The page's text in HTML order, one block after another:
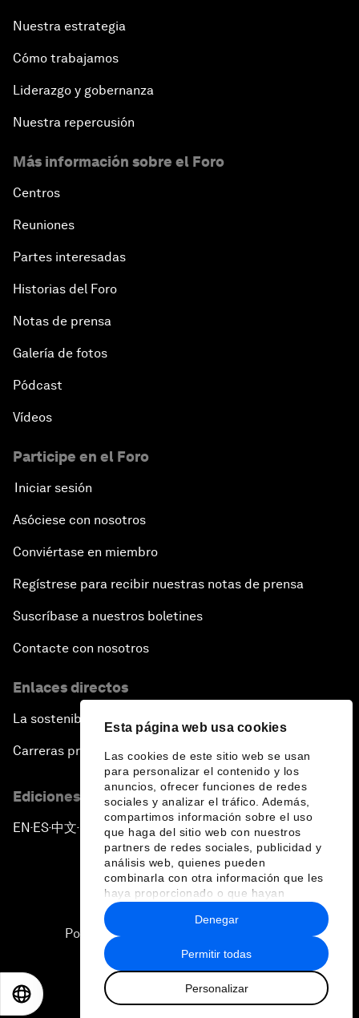
Esta página web usa cookies
Las cookies de este sitio web se usan
para personalizar el contenido y los
anuncios, ofrecer funciones de redes
sociales y analizar el tráfico. Además,
compartimos información sobre el uso
que haga del sitio web con nuestros
partners de redes sociales, publicidad y
análisis web, quienes pueden
combinarla con otra información que les
haya proporcionado o que hayan
recopilado a partir del uso que haya
hecho de sus servicios.
Permitir todas
Personalizar
Denegar
Nuestra estrategia
Cómo trabajamos
Liderazgo y gobernanza
Nuestra repercusión
Más información sobre el Foro
Centros
Reuniones
Partes interesadas
Historias del Foro
Notas de prensa
Galería de fotos
Pódcast
Vídeos
Participe en el Foro
Iniciar sesión
Asóciese con nosotros
Conviértase en miembro
Regístrese para recibir nuestras notas de prensa
Suscríbase a nuestros boletines
Contacte con nosotros
Enlaces directos
La sostenibilidad en el Foro
Carreras profesionales
Ediciones en otros idiomas
EN ▪ES▪中文▪ 日本語
Política de privacidad y normas de uso
Sitemap
2026 Foro Económico Mundial